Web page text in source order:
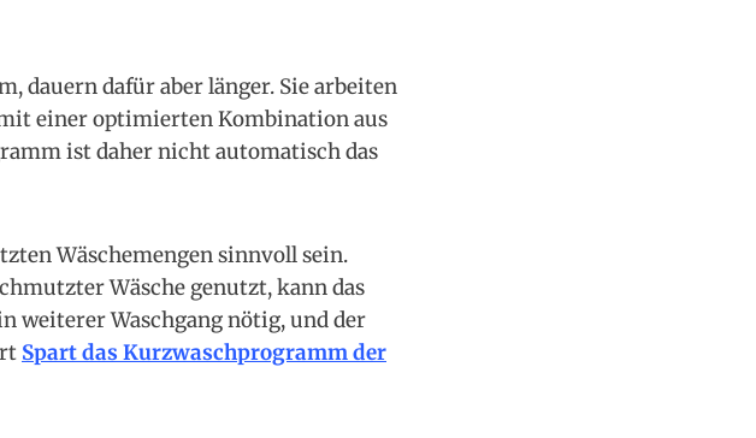
dauern dafür aber länger. Sie arbeiten
einer optimierten Kombination aus
ist daher nicht automatisch das
Wäschemengen sinnvoll sein.
Wäsche genutzt, kann das
weiterer Waschgang nötig, und der
Spart das Kurzwaschprogramm der